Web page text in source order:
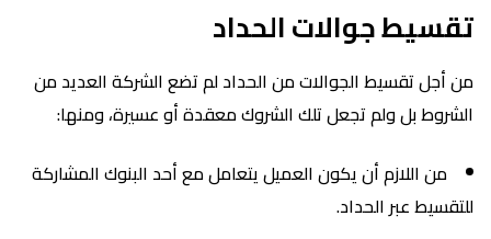
تقسيط جوالات الحداد
من أجل تقسيط الجوالات من الحداد لم تضع الشركة العديد من
الشروط بل ولم تجعل تلك الشروك معقدة أو عسيرة، ومنها:
من اللازم أن يكون العميل يتعامل مع أحد البنوك المشاركة
للتقسيط عبر الحداد.